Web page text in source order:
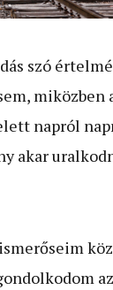
szó
miközben
napról
akar